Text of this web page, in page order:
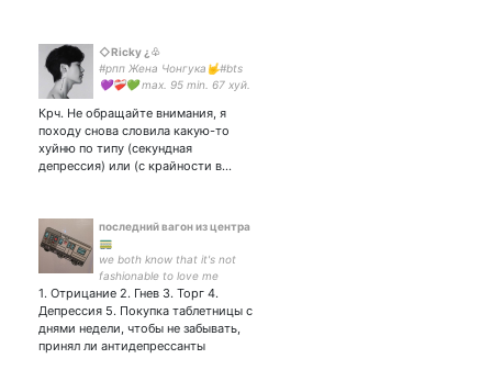
◇Ricky ¿♧
#рпп Жена Чонгука🤟#bts
💜❤️‍🩹💚 max. 95 min. 67 хуй.
Крч. Не обращайте внимания, я
походу снова словила какую-то
хуйню по типу (секундная
депрессия) или (с крайности в…
последний вагон из центра
🚃
we both know that it's not
fashionable to love me
виталик для грустных; мой
гендер - кот степан;
интервальное прозябание;
ваш усталый клоун весь
вечер на арене
1. Отрицание 2. Гнев 3. Торг 4.
Депрессия 5. Покупка таблетницы с
днями недели, чтобы не забывать,
принял ли антидепрессанты